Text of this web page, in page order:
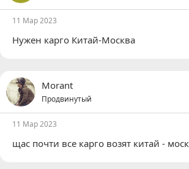
11 Мар 2023
Нужен карго Китай-Москва
Morant
Продвинутый
11 Мар 2023
щас почти все карго возят китай -